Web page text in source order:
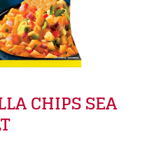
CHIPS SEA